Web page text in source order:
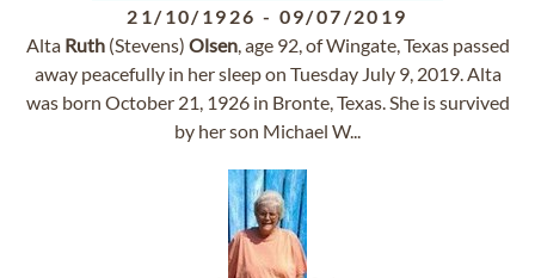
21/10/1926 - 09/07/2019
Alta Ruth(Stevens) Olsen, age 92, of Wingate, Texas passed
away peacefully in her sleep on Tuesday July 9, 2019. Alta
was born October 21, 1926 in Bronte, Texas. She is survived
by her son Michael W...